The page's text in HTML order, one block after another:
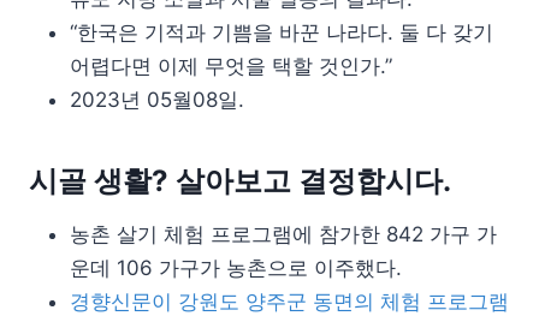
“한국은 기적과 기쁨을 바꾼 나라다. 둘 다 갖기
어렵다면 이제 무엇을 택할 것인가.”
2023년 05월08일.
시골 생활? 살아보고 결정합시다.
농촌 살기 체험 프로그램에 참가한 842 가구 가
운데 106 가구가 농촌으로 이주했다.
경향신문이 강원도 양주군 동면의 체험 프로그램